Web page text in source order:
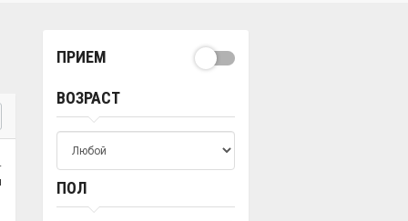
ПРИЕМ
ВОЗРАСТ
ПОЛ